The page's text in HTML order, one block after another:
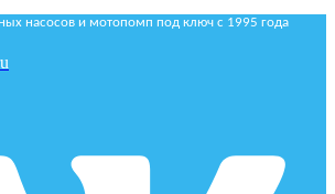
насосов и мотопомп под ключ с 1995 года